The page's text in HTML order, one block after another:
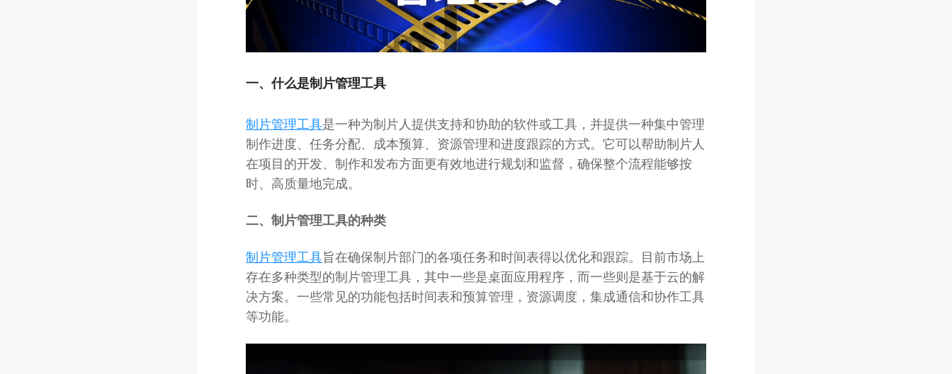
一、什么是制片管理工具
制片管理工具是一种为制片人提供支持和协助的软件或工具，并提供一种集中管理
制作进度、任务分配、成本预算、资源管理和进度跟踪的方式。它可以帮助制片人
在项目的开发、制作和发布方面更有效地进行规划和监督，确保整个流程能够按
时、高质量地完成。
二、制片管理工具的种类
制片管理工具旨在确保制片部门的各项任务和时间表得以优化和跟踪。目前市场上
存在多种类型的制片管理工具，其中一些是桌面应用程序，而一些则是基于云的解
决方案。一些常见的功能包括时间表和预算管理，资源调度，集成通信和协作工具
等功能。